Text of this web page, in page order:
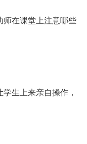
师在课堂上注意哪些
生上来亲自操作，